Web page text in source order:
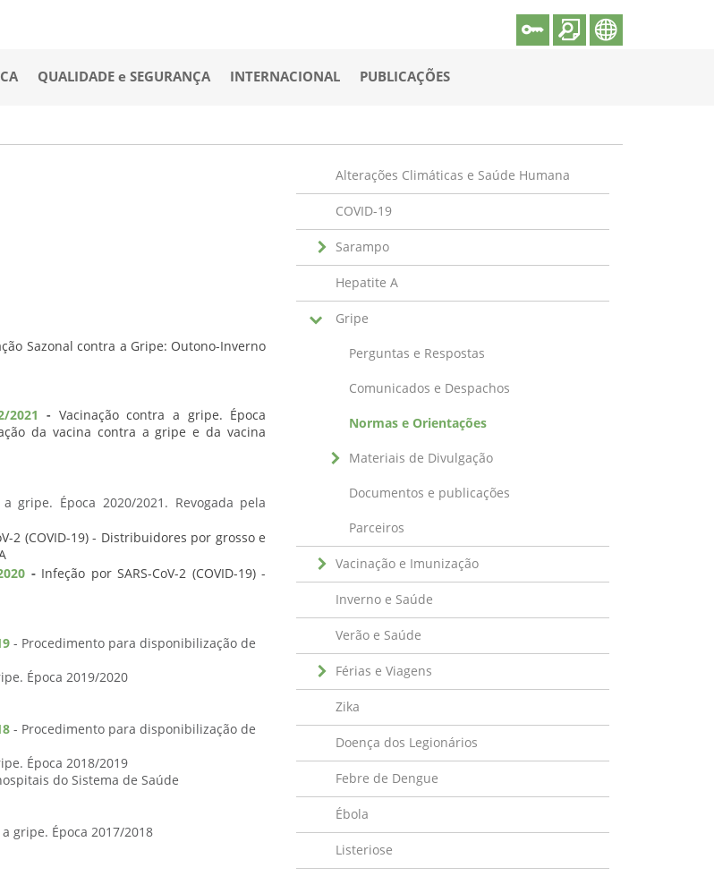
QUALIDADE e SEGURANÇA INTERNACIONAL PUBLICAÇÕES
Sazonal contra a Gripe: Outono-Inverno
2021
- Vacinação contra a gripe. Época
da vacina contra a gripe e da vacina
gripe. Época 2020/2021. Revogada pela
2 (COVID-19) - Distribuidores por grosso e
- Infeção por SARS-CoV-2 (COVID-19) -
- Procedimento para disponibilização de
Época 2019/2020
- Procedimento para disponibilização de
Época 2018/2019
do Sistema de Saúde
gripe. Época 2017/2018
Alterações Climáticas e Saúde Humana
COVID-19
Sarampo
Hepatite A
Gripe
Perguntas e Respostas
Comunicados e Despachos
Normas e Orientações
Materiais de Divulgação
Documentos e publicações
Parceiros
Vacinação e Imunização
Inverno e Saúde
Verão e Saúde
Férias e Viagens
Zika
Doença dos Legionários
Febre de Dengue
Ébola
Listeriose